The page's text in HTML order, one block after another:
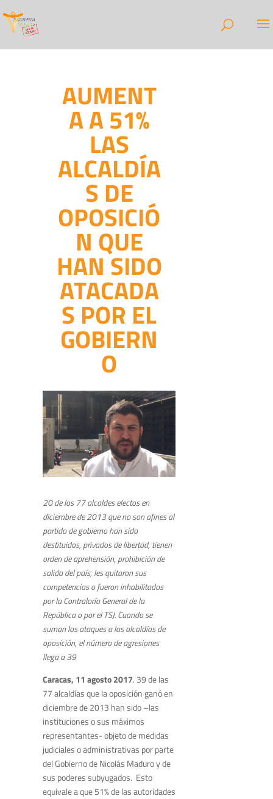
AUMENT
A A 51%
LAS
ALCALDÍA
S DE
OPOSICIÓ
N QUE
HAN SIDO
ATACADA
S POR EL
GOBIERN
O
20 de los 77 alcaldes electos en
diciembre de 2013 que no son afines al
partido de gobierno han sido
destituidos, privados de libertad, tienen
orden de aprehensión, prohibición de
salida del país, les quitaron sus
competencias o fueron inhabilitados
por la Contraloría General de la
República o por el TSJ. Cuando se
suman los ataques a las alcaldías de
oposición, el número de agresiones
llega a 39
Caracas, 11 agosto 2017. 39 de las
77 alcaldías que la oposición ganó en
diciembre de 2013 han sido –las
instituciones o sus máximos
representantes- objeto de medidas
judiciales o administrativas por parte
del Gobierno de Nicolás Maduro y de
sus poderes subyugados. Esto
equivale a que 51% de las autoridades